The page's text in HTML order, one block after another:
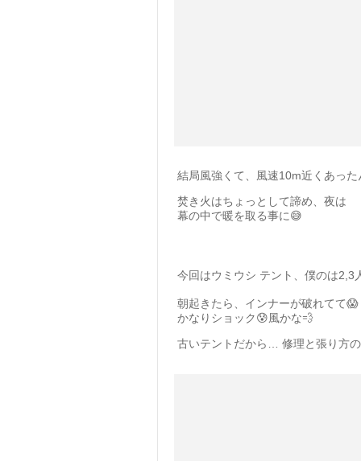
結局風強くて、風速10m近くあった
焚き火はちょっとして諦め、夜は
幕の中で暖を取る事に😅
今回はウミウシ テント、僕のは2,3
朝起きたら、インナーが破れてて😱
かなりショック😰風かな💨
古いテントだから… 修理と張り方